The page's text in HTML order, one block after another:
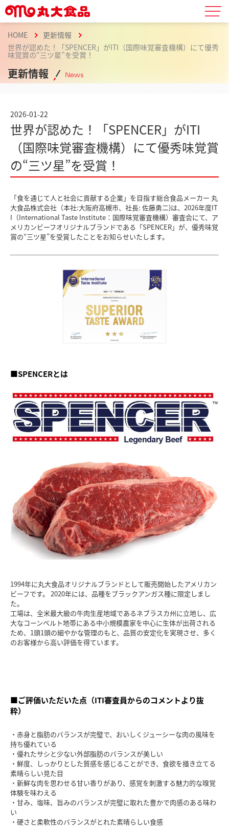
HOME
更新情報
世界が認めた！「SPENCER」がITI（国際味覚審査機構）にて優秀
味覚賞の“三ツ星”を受賞！
更新情報 News
2026-01-22
世界が認めた！「SPENCER」がITI
（国際味覚審査機構）にて優秀味覚賞
の“三ツ星”を受賞！
「食を通じて人と社会に貢献する企業」を目指す総合食品メーカー 丸
大食品株式会社（本社:大阪府高槻市、社長: 佐藤勇二)は、2026年度IT
I（International Taste Institute：国際味覚審査機構）審査会にて、ア
メリカンビーフオリジナルブランドである「SPENCER」が、優秀味覚
賞の“三ツ星”を受賞したことをお知らせいたします。
■SPENCERとは
1994年に丸大食品オリジナルブランドとして販売開始したアメリカン
ビーフです。 2020年には、品種をブラックアンガス種に限定しまし
た。
工場は、全米最大級の牛肉生産地域であるネブラスカ州に立地し、広
大なコーンベルト地帯にある中小規模農家を中心に生体が出荷される
ため、1頭1頭の細やかな管理のもと、品質の安定化を実現させ、多く
のお客様から高い評価を得ています。
■ご評価いただいた点（ITI審査員からのコメントより抜
粋）
・赤身と脂肪のバランスが完璧で、おいしくジューシーな肉の風味を
持ち優れている
・優れたサシと少ない外部脂肪のバランスが美しい
・鮮度、しっかりとした質感を感じることができ、食欲を掻き立てる
素晴らしい見た目
・新鮮な肉を思わせる甘い香りがあり、感覚を刺激する魅力的な嗅覚
体験を味わえる
・甘み、塩味、旨みのバランスが完璧に取れた豊かで肉感のある味わ
い
・硬さと柔軟性のバランスがとれた素晴らしい食感